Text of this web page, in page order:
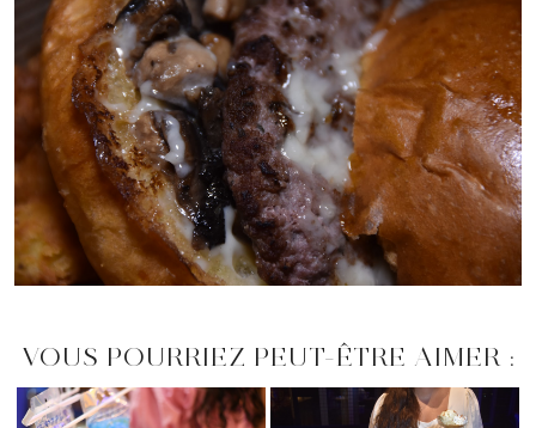
VOUS POURRIEZ PEUT-ÊTRE AIMER :